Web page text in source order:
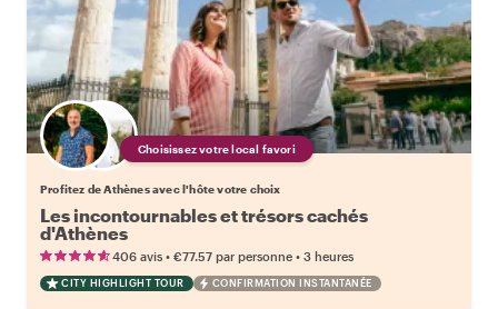
Choisissez votre local favori
Profitez de Athènes avec l'hôte votre choix
Les incontournables et trésors cachés
d'Athènes
406 avis • €77.57 par personne • 3 heures
CITY HIGHLIGHT TOUR CONFIRMATION INSTANTANÉE